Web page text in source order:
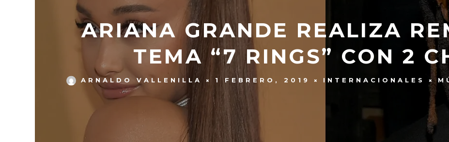
ARIANA GRANDE REALIZA
TEMA “7 RINGS” CON 2
ARNALDO VALLENILLA 1 FEBRERO, 2019 INTERNACIONALES